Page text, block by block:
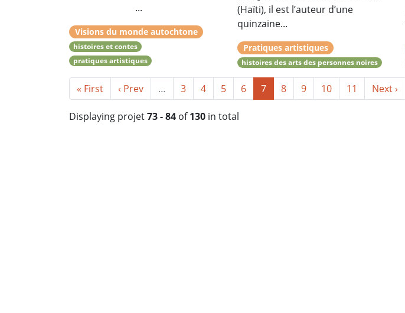
...
Visions du monde autochtone
histoires et contes
pratiques artistiques
(Haïti), il est l’auteur d’une
quinzaine...
Pratiques artistiques
histoires des arts des personnes noires
« First ‹ Prev … 3 4 5 6 7 8 9 10 11 Next ›
Displaying projet73 - 84 of130 in total